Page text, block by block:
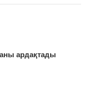
ардақтады